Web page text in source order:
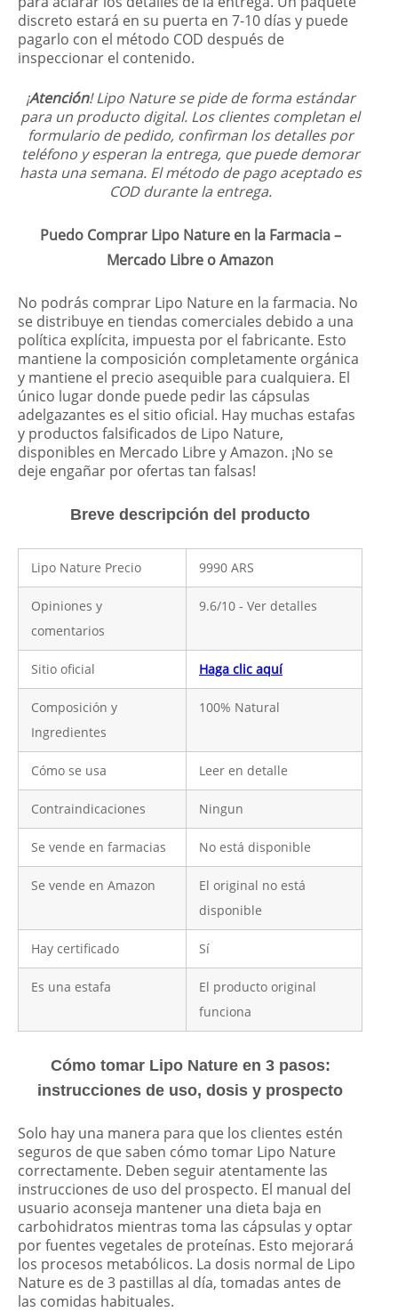
discreto estará en su puerta en 7-10 días y puede
pagarlo con el método COD después de
inspeccionar el contenido.
¡Atención! Lipo Nature se pide de forma estándar
para un producto digital. Los clientes completan el
formulario de pedido, confirman los detalles por
teléfono y esperan la entrega, que puede demorar
hasta una semana. El método de pago aceptado es
COD durante la entrega.
Puedo Comprar Lipo Nature en la Farmacia –
Mercado Libre o Amazon
No podrás comprar Lipo Nature en la farmacia. No
se distribuye en tiendas comerciales debido a una
política explícita, impuesta por el fabricante. Esto
mantiene la composición completamente orgánica
y mantiene el precio asequible para cualquiera. El
único lugar donde puede pedir las cápsulas
adelgazantes es el sitio oficial. Hay muchas estafas
y productos falsificados de Lipo Nature,
disponibles en Mercado Libre y Amazon. ¡No se
deje engañar por ofertas tan falsas!
Breve descripción del producto
Lipo Nature Precio 9990 ARS
Opiniones y
comentarios
9.6/10 - Ver detalles
Sitio oficial Haga clic aquí
Composición y
Ingredientes
100% Natural
Cómo se usa Leer en detalle
Contraindicaciones Ningun
Se vende en farmacias No está disponible
Se vende en Amazon
El original no está
disponible
Hay certificado Sí
Es una estafa
El producto original
funciona
Cómo tomar Lipo Nature en 3 pasos:
instrucciones de uso, dosis y prospecto
Solo hay una manera para que los clientes estén
seguros de que saben cómo tomar Lipo Nature
correctamente. Deben seguir atentamente las
instrucciones de uso del prospecto. El manual del
usuario aconseja mantener una dieta baja en
carbohidratos mientras toma las cápsulas y optar
por fuentes vegetales de proteínas. Esto mejorará
los procesos metabólicos. La dosis normal de Lipo
Nature es de 3 pastillas al día, tomadas antes de
las comidas habituales.